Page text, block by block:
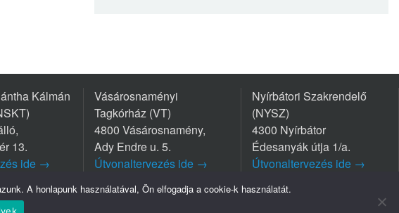
Kálmán
13.
ide →
Vásárosnaményi
Tagkórház (VT)
4800 Vásárosnamény,
Ady Endre u. 5.
Útvonaltervezés ide →
Tel.: +36 45/570-770
Nyírbátori Szakrendelő
(NYSZ)
4300 Nyírbátor
Édesanyák útja 1/a.
Útvonaltervezés ide →
A honlapunk használatával, Ön elfogadja a cookie-k használatát.